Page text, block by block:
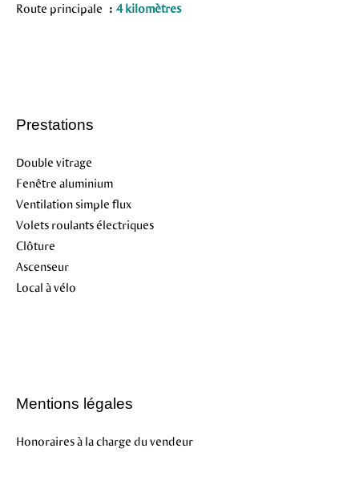
Route principale
4 kilomètres
Prestations
Double vitrage
Fenêtre aluminium
Ventilation simple flux
Volets roulants électriques
Clôture
Ascenseur
Local à vélo
Mentions légales
Honoraires à la charge du vendeur